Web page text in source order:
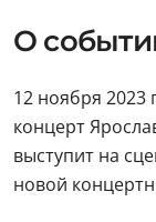
О
12 ноября 2023
концерт
выступит на
новой